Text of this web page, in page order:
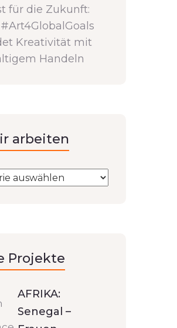
für die Zukunft:
Kreativität mit
Handeln
arbeiten
Projekte
AFRIKA:
Senegal –